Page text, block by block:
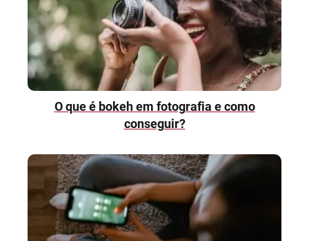
O que é bokeh em fotografia e como
conseguir?